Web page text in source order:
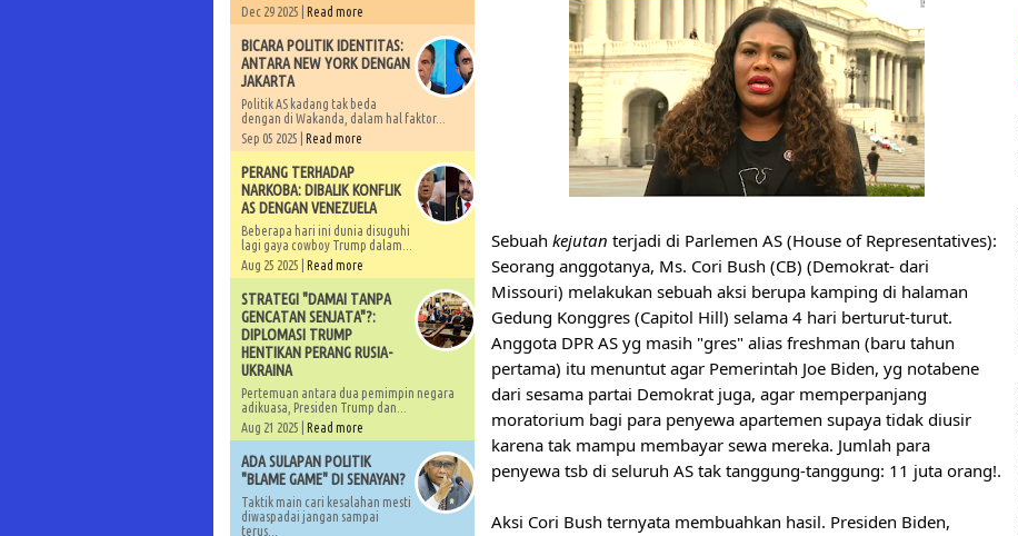
Sebuah kejutan terjadi di Parlemen AS (House of Representatives):
Seorang anggotanya, Ms. Cori Bush (CB) (Demokrat- dari
Missouri) melakukan sebuah aksi berupa kamping di halaman
Gedung Konggres (Capitol Hill) selama 4 hari berturut-turut.
Anggota DPR AS yg masih "gres" alias freshman (baru tahun
pertama) itu menuntut agar Pemerintah Joe Biden, yg notabene
dari sesama partai Demokrat juga, agar memperpanjang
moratorium bagi para penyewa apartemen supaya tidak diusir
karena tak mampu membayar sewa mereka. Jumlah para
penyewa tsb di seluruh AS tak tanggung-tanggung: 11 juta orang!.
Aksi Cori Bush ternyata membuahkan hasil. Presiden Biden,
Dec 29 2025 | Read more
BICARA POLITIK IDENTITAS:
ANTARA NEW YORK DENGAN
JAKARTA
Politik AS kadang tak beda
dengan di Wakanda, dalam hal faktor...
Sep 05 2025 | Read more
PERANG TERHADAP
NARKOBA: DIBALIK KONFLIK
AS DENGAN VENEZUELA
Beberapa hari ini dunia disuguhi
lagi gaya cowboy Trump dalam...
Aug 25 2025 | Read more
STRATEGI "DAMAI TANPA
GENCATAN SENJATA"?:
DIPLOMASI TRUMP
HENTIKAN PERANG RUSIA-
UKRAINA
Pertemuan antara dua pemimpin negara
adikuasa, Presiden Trump dan...
Aug 21 2025 | Read more
ADA SULAPAN POLITIK
"BLAME GAME" DI SENAYAN?
Taktik main cari kesalahan mesti
diwaspadai jangan sampai
terus...